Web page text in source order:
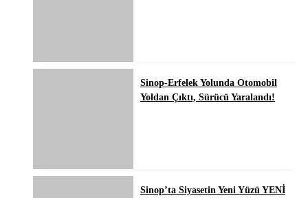
Sinop-Erfelek Yolunda Otomobil
Yoldan Çıktı, Sürücü Yaralandı!
Sinop’ta Siyasetin Yeni Yüzü YENİ